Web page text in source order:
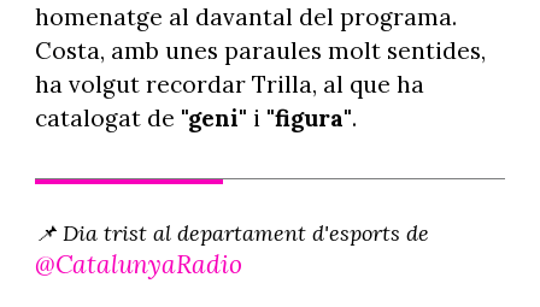
homenatge al davantal del programa.
Costa, amb unes paraules molt sentides,
ha volgut recordar Trilla, al que ha
catalogat de "geni" i "figura".
📌 Dia trist al departament d'esports de
@CatalunyaRadio